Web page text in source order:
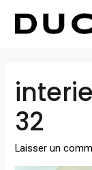
32
Laisser un
des